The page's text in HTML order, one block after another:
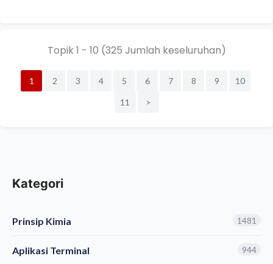
Topik 1 - 10 (325 Jumlah keseluruhan)
1 2 3 4 5 6 7 8 9 10
11 >
Kategori
Prinsip Kimia 1481
Aplikasi Terminal 944